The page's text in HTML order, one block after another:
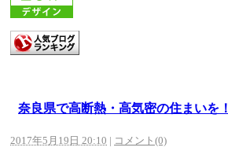
奈良県で高断熱・高気密の住まいを！
2017年5月19日 20:10 | コメント(0)